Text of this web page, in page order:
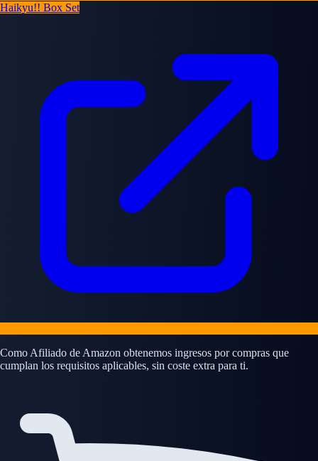
Haikyu!! Box Set
Como Afiliado de Amazon obtenemos ingresos por compras que
cumplan los requisitos aplicables, sin coste extra para ti.